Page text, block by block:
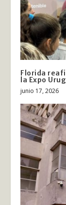
Florida
la Expo
junio 17, 2026